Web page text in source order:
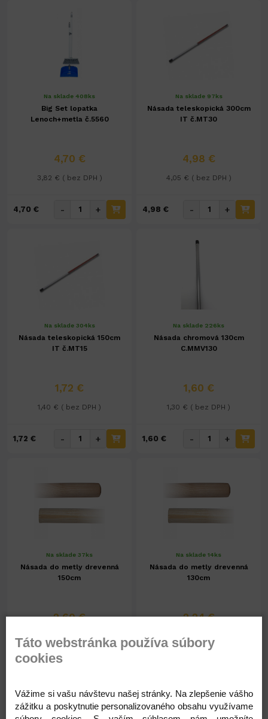
Na sklade 408ks
Big Set lopatka
Lenoch+metla č.5560
4,70 €
3,82 € ( bez DPH )
4,70 € - +
Na sklade 97ks
Násada teleskopická 300cm
IT č.MT30
4,98 €
4,05 € ( bez DPH )
4,98 € - +
Na sklade 304ks
Násada teleskopická 150cm
IT č.MT15
1,72 €
1,40 € ( bez DPH )
1,72 € - +
Na sklade 226ks
Násada chromová 130cm
C.MMV130
1,60 €
1,30 € ( bez DPH )
1,60 € - +
Na sklade 37ks
Násada do metly drevenná
150cm
2,60 €
2,11 € ( bez DPH )
Na sklade 14ks
Násada do metly drevenná
130cm
2,24 €
1,82 € ( bez DPH )
Táto webstránka používa súbory
cookies
Vážime si vašu návštevu našej stránky. Na zlepšenie vášho
zážitku a poskytnutie personalizovaného obsahu využívame